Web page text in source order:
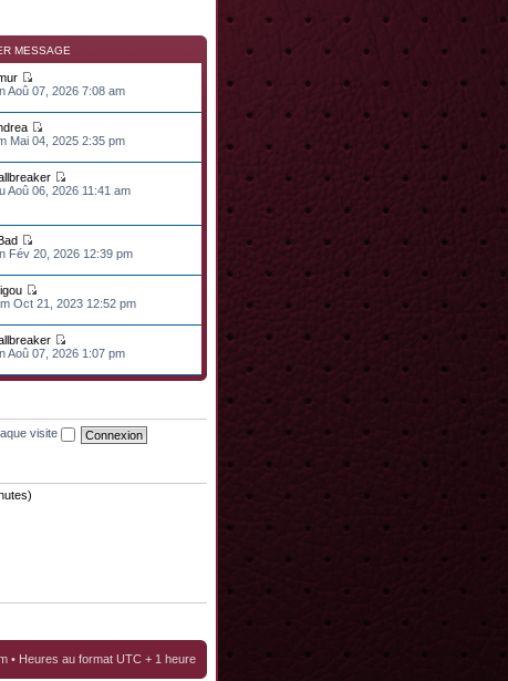
MESSAGE
Aoû 07, 2026 7:08 am
Mai 04, 2025 2:35 pm
Aoû 06, 2026 11:41 am
Fév 20, 2026 12:39 pm
Oct 21, 2023 12:52 pm
Aoû 07, 2026 1:07 pm
visite
• Heures au format UTC + 1 heure